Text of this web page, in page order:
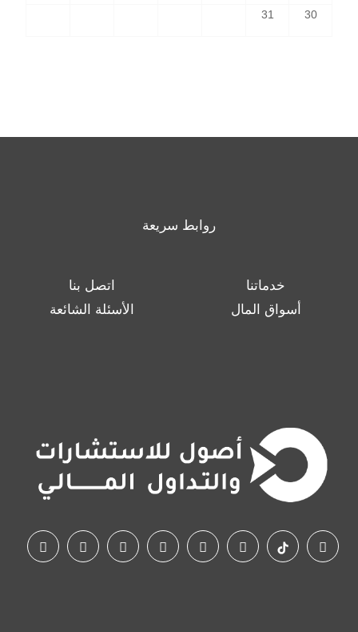
30
31
روابط سريعة
خدماتنا
اتصل بنا
أسواق المال
الأسئلة الشائعة